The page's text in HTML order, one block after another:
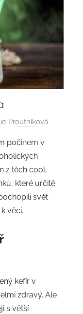
Proutníková
počinem v
z těch cool,
které určitě
svět
věci.
kefír v
zdravý. Ale
s větší